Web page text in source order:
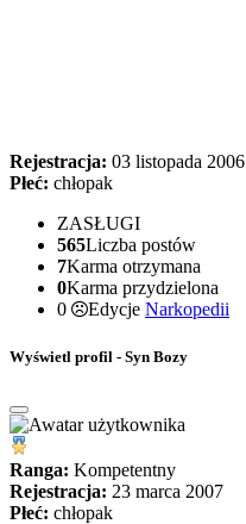
Rejestracja: 03 listopada 2006
Płeć: chłopak
ZASŁUGI
565Liczba postów
7Karma otrzymana
0Karma przydzielona
0
Edycje Narkopedii
Wyświetl profil - Syn Bozy
Ranga: Kompetentny
Rejestracja: 23 marca 2007
Płeć: chłopak